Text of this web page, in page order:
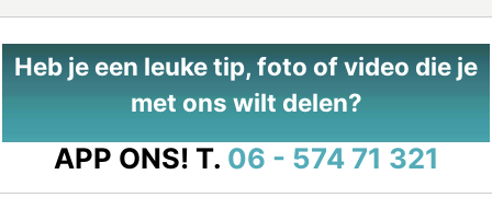
Heb je een leuke tip, foto of video die je
met ons wilt delen?
APP ONS! T. 06 - 574 71 321